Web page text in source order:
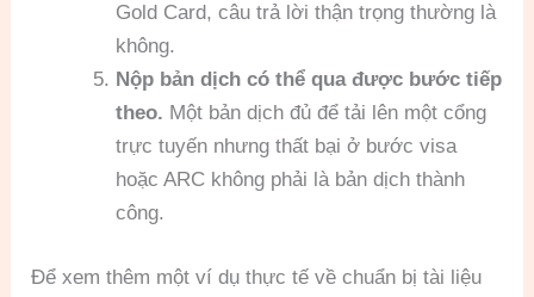
Gold Card, câu trả lời thận trọng thường là
không.
Nộp bản dịch có thể qua được bước tiếp
theo. Một bản dịch đủ để tải lên một cổng
trực tuyến nhưng thất bại ở bước visa
hoặc ARC không phải là bản dịch thành
công.
Để xem thêm một ví dụ thực tế về chuẩn bị tài liệu